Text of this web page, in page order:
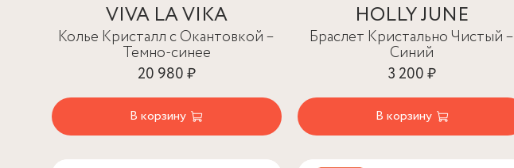
VIVA LA VIKA
Колье Кристалл с Окантовкой –
Темно-синее
20 980 ₽
В корзину
HOLLY JUNE
Браслет Кристально Чистый –
Синий
3 200 ₽
В корзину